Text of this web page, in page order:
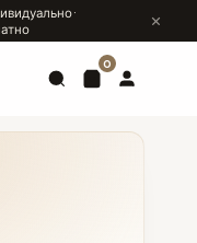
·
0